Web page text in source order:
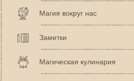
Магия вокруг нас
Заметки
Магическая кулинария